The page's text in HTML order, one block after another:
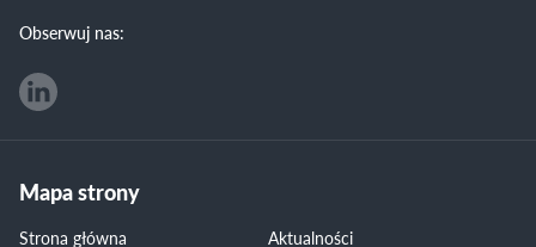
Obserwuj nas:
Mapa strony
Strona główna Aktualności